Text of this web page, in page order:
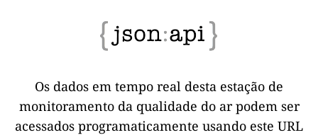
Os dados em tempo real desta estação de
monitoramento da qualidade do ar podem ser
acessados programaticamente usando este URL